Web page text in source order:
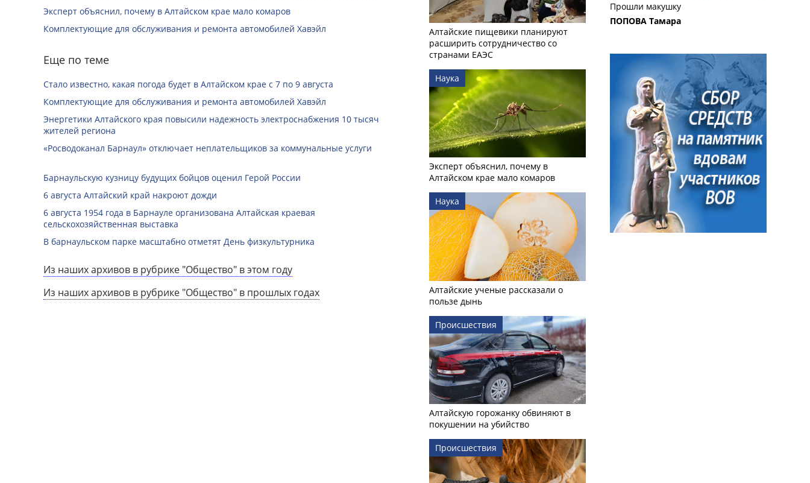
Эксперт объяснил, почему в Алтайском крае мало комаров
Комплектующие для обслуживания и ремонта автомобилей Хавэйл
Еще по теме
Стало известно, какая погода будет в Алтайском крае с 7 по 9 августа
Комплектующие для обслуживания и ремонта автомобилей Хавэйл
Энергетики Алтайского края повысили надежность электроснабжения 10 тысяч
жителей региона
«Росводоканал Барнаул» отключает неплательщиков за коммунальные услуги
Барнаульскую кузницу будущих бойцов оценил Герой России
6 августа Алтайский край накроют дожди
6 августа 1954 года в Барнауле организована Алтайская краевая
сельскохозяйственная выставка
В барнаульском парке масштабно отметят День физкультурника
Из наших архивов в рубрике "Общество" в этом году
Из наших архивов в рубрике "Общество" в прошлых годах
Алтайские пищевики планируют
расширить сотрудничество со
странами ЕАЭС
Наука
Эксперт объяснил, почему в
Алтайском крае мало комаров
Наука
Алтайские ученые рассказали о
пользе дынь
Происшествия
Алтайскую горожанку обвиняют в
покушении на убийство
Происшествия
Прошли макушку
ПОПОВА Тамара